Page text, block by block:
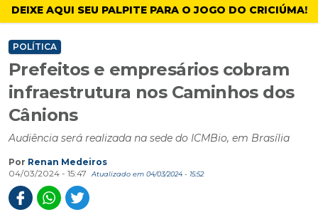
DEIXE AQUI SEU PALPITE PARA O JOGO DO CRICIÚMA!
POLÍTICA
Prefeitos e empresários cobram
infraestrutura nos Caminhos dos
Cânions
Audiência será realizada na sede do ICMBio, em Brasília
Por Renan Medeiros
04/03/2024 - 15:47
Atualizado em 04/03/2024 - 15:52